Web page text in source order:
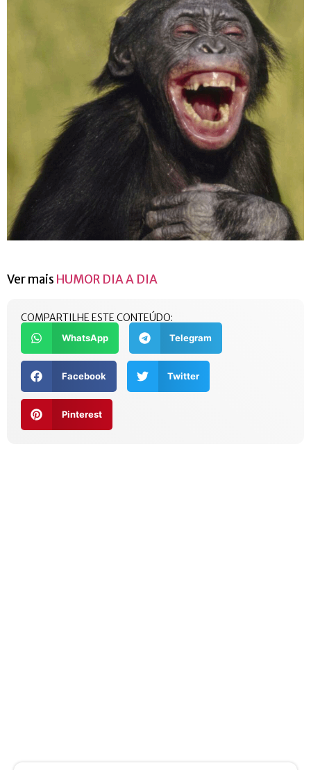
Ver mais HUMOR DIA A DIA
COMPARTILHE ESTE CONTEÚDO:
WhatsApp Telegram
Facebook Twitter
Pinterest